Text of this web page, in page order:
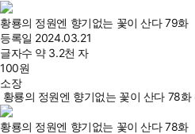
황룡의 정원엔 향기없는 꽃이 산다 79화
등록일 2024.03.21
글자수 약 3.2천 자
100원
소장
황룡의 정원엔 향기없는 꽃이 산다 78화
황룡의 정원엔 향기없는 꽃이 산다 78화